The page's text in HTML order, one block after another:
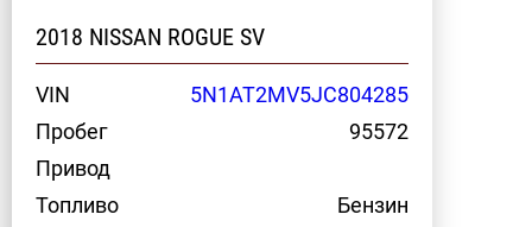
2018 NISSAN ROGUE SV
VIN
5N1AT2MV5JC804285
Пробег
95572
Привод
Топливо
Бензин